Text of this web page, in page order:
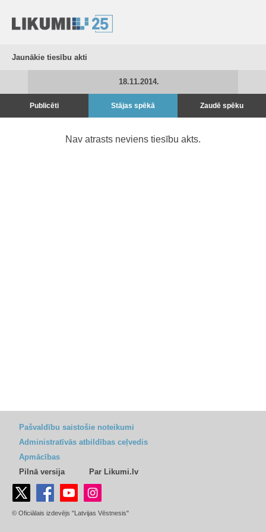
Jaunākie tiesību akti
18.11.2014.
Publicēti Stājas spēkā Zaudē spēku
Nav atrasts neviens tiesību akts.
Pašvaldību saistošie noteikumi
Administratīvās atbildības ceļvedis
Apmācības
Pilnā versija
Par Likumi.lv
© Oficiālais izdevējs "Latvijas Vēstnesis"